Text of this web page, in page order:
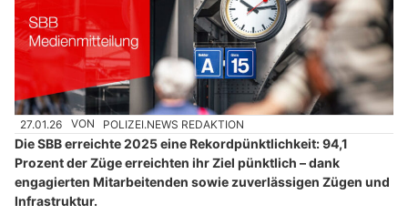
27.01.26 VON POLIZEI.NEWS REDAKTION
Die SBB erreichte 2025 eine Rekordpünktlichkeit: 94,1
Prozent der Züge erreichten ihr Ziel pünktlich – dank
engagierten Mitarbeitenden sowie zuverlässigen Zügen und
Infrastruktur.